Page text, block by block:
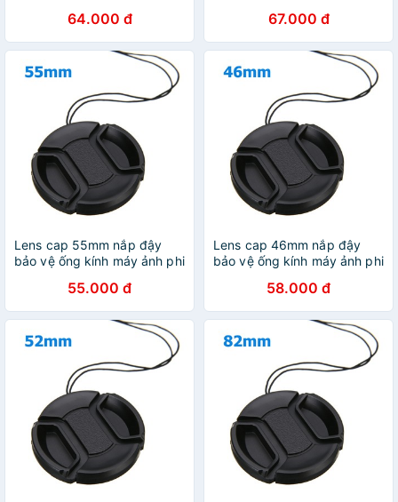
64.000 đ 67.000 đ
Lens cap 55mm nắp đậy
bảo vệ ống kính máy ảnh phi
55.000 đ
Lens cap 46mm nắp đậy
bảo vệ ống kính máy ảnh phi
58.000 đ